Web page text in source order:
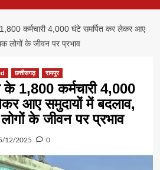
1,800 कर्मचारी 4,000 घंटे समर्पित कर लेकर आए
लोगों के जीवन पर प्रभाव
छत्तीसगढ़ रायपुर
के 1,800 कर्मचारी 4,000
आए समुदायों में बदलाव,
के जीवन पर प्रभाव
12/2025 0